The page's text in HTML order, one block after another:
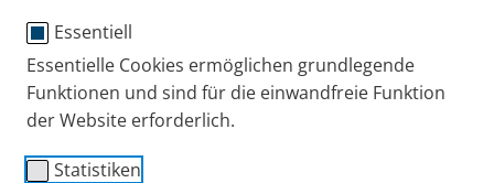
Essentiell
Essentielle Cookies ermöglichen grundlegende
Funktionen und sind für die einwandfreie Funktion
der Website erforderlich.
Statistiken
PARI Prüfgerät PG 041
Analoges Betriebsdruckmessgerät für
Kompressoren, mit Referenzdüse 0,48 mm.